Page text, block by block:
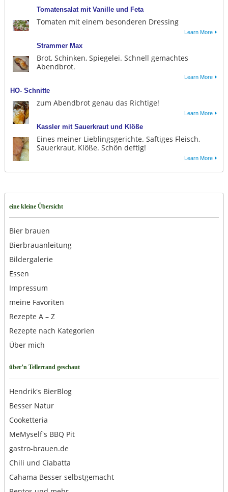
Tomatensalat mit Vanille und Feta
Tomaten mit einem besonderen Dressing
Learn More
Strammer Max
Brot, Schinken, Spiegelei. Schnell gemachtes
Abendbrot.
Learn More
HO- Schnitte
zum Abendbrot genau das Richtige!
Learn More
Kassler mit Sauerkraut und Klöße
Eines meiner Lieblingsgerichte. Saftiges Fleisch,
Sauerkraut, Klöße. Schön deftig!
Learn More
eine kleine Übersicht
Bier brauen
Bierbrauanleitung
Bildergalerie
Essen
Impressum
meine Favoriten
Rezepte A – Z
Rezepte nach Kategorien
Über mich
über’n Tellerrand geschaut
Hendrik's BierBlog
Besser Natur
Cooketteria
MeMyself's BBQ Pit
gastro-brauen.de
Chili und Ciabatta
Cahama Besser selbstgemacht